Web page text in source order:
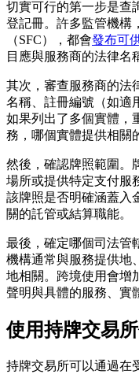
切實可行的第一步是查
登記冊。許多監管機構
（SFC），都會發布可
目應與服務商的法律名
其次，審查服務商的法
名稱、註冊編號（如適
如果列出了多個實體，
務，哪個實體提供相關
然後，確認牌照範圍。
場所或提供特定支付服
該牌照是否明確涵蓋入
關的託管或結算職能。
最後，確定哪個司法管
機構通常與服務提供地
地相關。跨境使用會增
聲明與具體的服務、實
使用持牌交易
持牌交易所可以通過在